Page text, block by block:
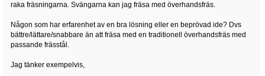
raka fräsningarna. Svängarna kan jag fräsa med överhandsfräs.
Någon som har erfarenhet av en bra lösning eller en beprövad ide? Dvs
bättre/lättare/snabbare än att fräsa med en traditionell överhandsfräs med
passande frässtål.
Jag tänker exempelvis,